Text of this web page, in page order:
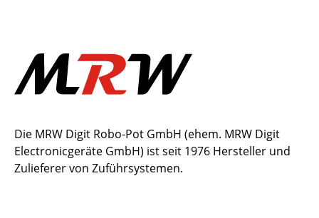
Die MRW Digit Robo-Pot GmbH (ehem. MRW Digit
Electronicgeräte GmbH) ist seit 1976 Hersteller und
Zulieferer von Zuführsystemen.